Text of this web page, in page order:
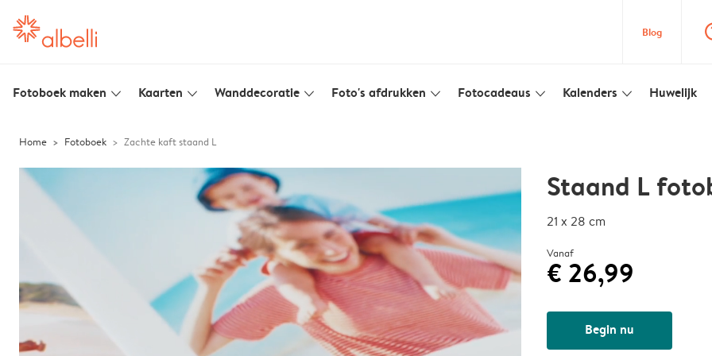
Blog
Fotoboek maken slim_arrow_down Kaarten slim_arrow_down Wanddecoratie slim_arrow_down Foto's afdrukken slim_arrow_down Fotocadeaus slim_arrow_down Kalenders slim_arrow_down Huwelijk
Home Fotoboek Zachte kaft staand L
Staand L
21 x 28 cm
Vanaf
€ 26,99
Begin nu